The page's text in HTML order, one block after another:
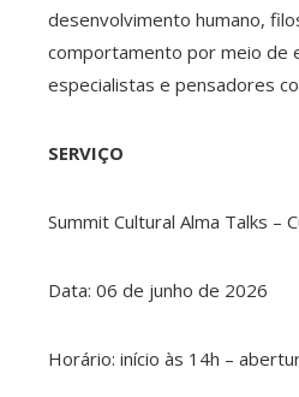
desenvolvimento humano,
comportamento por meio de
especialistas e pensadores
SERVIÇO
Summit Cultural Alma Talks –
Data: 06 de junho de 2026
Horário: início às 14h –